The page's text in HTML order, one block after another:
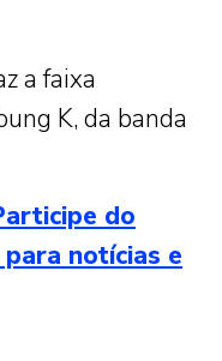
a faixa
K, da banda
do
notícias e